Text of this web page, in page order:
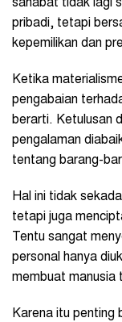
sahabat tidak lagi
pribadi, tetapi
kepemilikan dan
Ketika
pengabaian
berarti. Ketulusan
pengalaman
tentang barang-
Hal ini tidak
tetapi juga
Tentu sangat
personal hanya
membuat manusia
Karena itu penting